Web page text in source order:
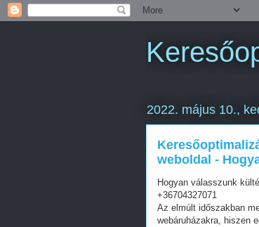
2022. május 10.,
weboldal -
Hogyan válasszunk
+36704327071
Az elmúlt időszakban
webáruházakra, hiszen